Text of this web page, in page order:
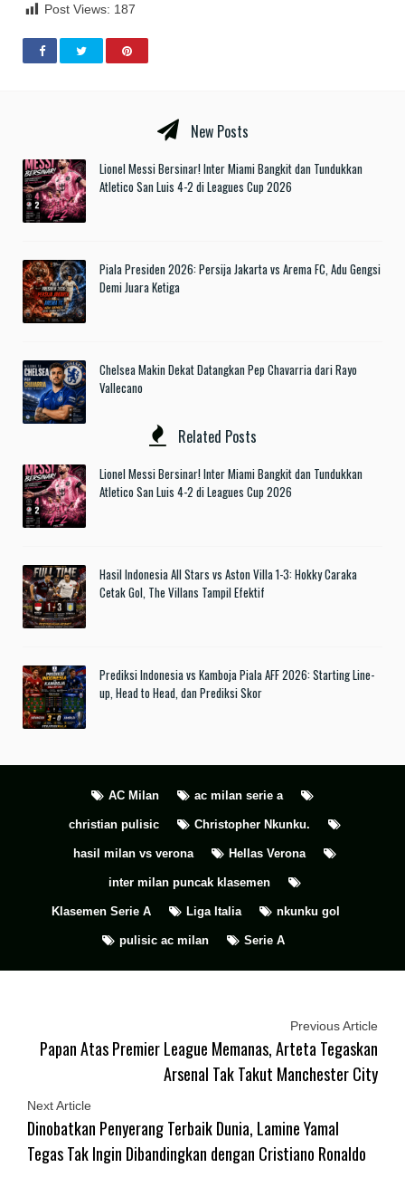
Post Views: 187
New Posts
Lionel Messi Bersinar! Inter Miami Bangkit dan Tundukkan
Atletico San Luis 4-2 di Leagues Cup 2026
Piala Presiden 2026: Persija Jakarta vs Arema FC, Adu Gengsi
Demi Juara Ketiga
Chelsea Makin Dekat Datangkan Pep Chavarria dari Rayo
Vallecano
Related Posts
Lionel Messi Bersinar! Inter Miami Bangkit dan Tundukkan
Atletico San Luis 4-2 di Leagues Cup 2026
Hasil Indonesia All Stars vs Aston Villa 1-3: Hokky Caraka
Cetak Gol, The Villans Tampil Efektif
Prediksi Indonesia vs Kamboja Piala AFF 2026: Starting Line-
up, Head to Head, dan Prediksi Skor
AC Milan ac milan serie a
christian pulisic Christopher Nkunku.
hasil milan vs verona Hellas Verona
inter milan puncak klasemen
Klasemen Serie A Liga Italia nkunku gol
pulisic ac milan Serie A
Previous Article
Papan Atas Premier League Memanas, Arteta Tegaskan
Arsenal Tak Takut Manchester City
Next Article
Dinobatkan Penyerang Terbaik Dunia, Lamine Yamal
Tegas Tak Ingin Dibandingkan dengan Cristiano Ronaldo